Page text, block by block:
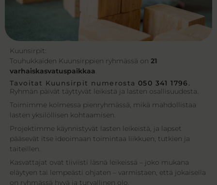
Kuunsirpit:
Touhukkaiden Kuunsirppien ryhmässä on 21
varhaiskasvatuspaikkaa.
Tavoitat Kuunsirpit numerosta 050 341 1796 .
Ryhmän päivät täyttyvät leikistä ja lasten osallisuudesta.
Toimimme kolmessa pienryhmässä, mikä mahdollistaa
lasten yksilöllisen kohtaamisen.
Projektimme käynnistyvät lasten leikeistä, ja lapset
pääsevät itse ideoimaan toimintaa liikkuen, tutkien ja
taiteillen.
Kasvattajat ovat tiiviisti läsnä leikeissä – joko mukana
eläytyen tai lempeästi ohjaten – varmistaen, että jokaisella
on ryhmässä hyvä ja turvallinen olo.